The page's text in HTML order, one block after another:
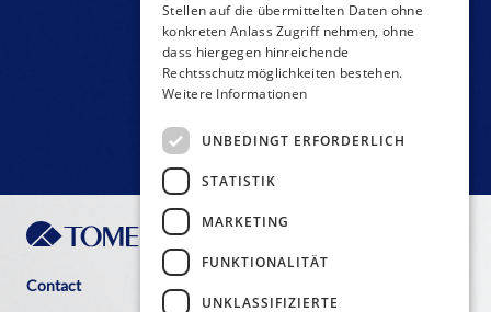
Contact
Stellen auf die übermittelten Daten ohne
konkreten Anlass Zugriff nehmen, ohne
dass hiergegen hinreichende
Rechtsschutzmöglichkeiten bestehen.
Weitere Informationen
UNBEDINGT ERFORDERLICH
STATISTIK
MARKETING
FUNKTIONALITÄT
UNKLASSIFIZIERTE